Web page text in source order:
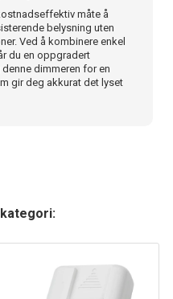
måte å
belysning uten
Ved å kombinere enkel
du en oppgradert
dimmeren for en
gir deg akkurat det lyset